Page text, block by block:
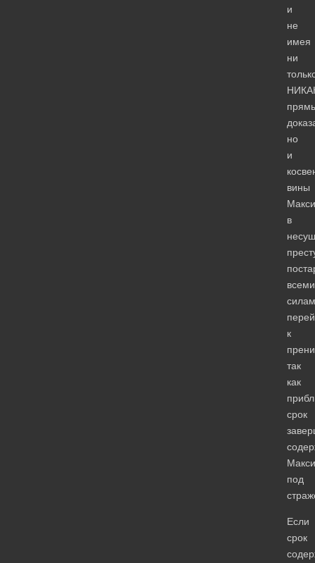
и
не
имея
ни
но
и
вины
в
всеми
к
так
как
срок
под
Если
срок